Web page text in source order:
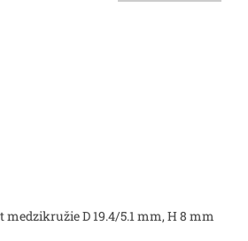
D 19.4/5.1 mm, H 8 mm